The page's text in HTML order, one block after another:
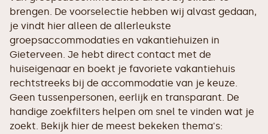
brengen. De voorselectie hebben wij alvast gedaan,
je vindt hier alleen de allerleukste
groepsaccommodaties en vakantiehuizen in
Gieterveen. Je hebt direct contact met de
huiseigenaar en boekt je favoriete vakantiehuis
rechtstreeks bij de accommodatie van je keuze.
Geen tussenpersonen, eerlijk en transparant. De
handige zoekfilters helpen om snel te vinden wat je
zoekt. Bekijk hier de meest bekeken thema's: